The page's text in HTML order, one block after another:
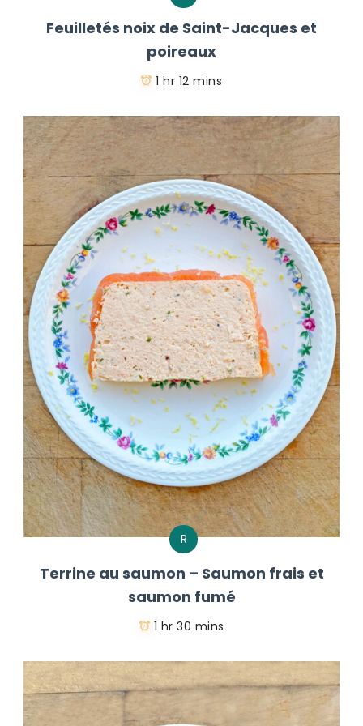
Feuilletés noix de Saint-Jacques et
poireaux
1 hr 12 mins
R
Terrine au saumon – Saumon frais et
saumon fumé
1 hr 30 mins